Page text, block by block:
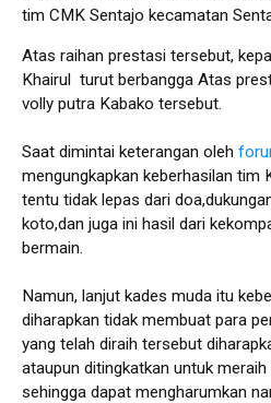
tim CMK Sentajo kecamatan
Atas raihan prestasi tersebut,
Khairul turut berbangga Atas
volly putra Kabako tersebut.
Saat dimintai keterangan oleh
mengungkapkan keberhasilan tim
tentu tidak lepas dari
koto,dan juga ini hasil dari
bermain.
Namun, lanjut kades muda itu
diharapkan tidak membuat para
yang telah diraih tersebut
ataupun ditingkatkan untuk
sehingga dapat mengharumkan